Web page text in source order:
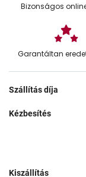
Bizonságos
Garantáltan
Szállítás díja
Kézbesítés
Kiszállítás